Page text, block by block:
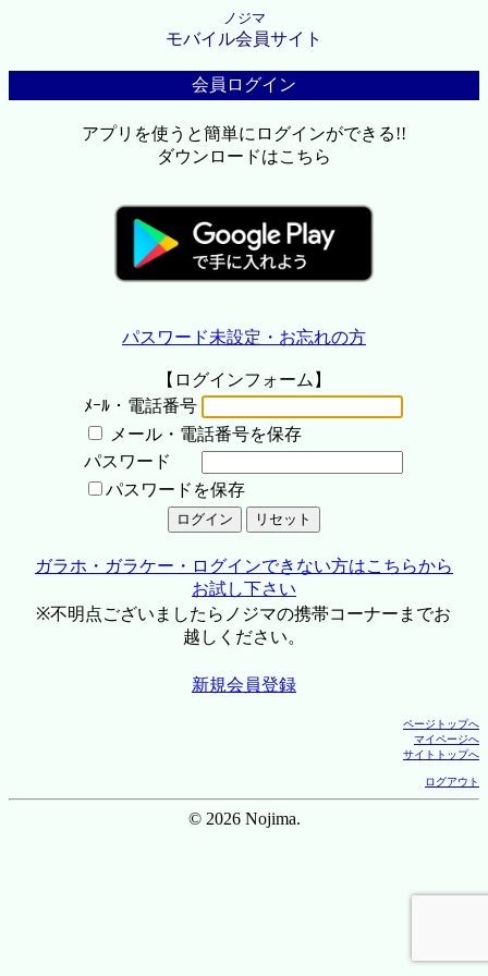
ノジマ
モバイル会員サイト
会員ログイン
アプリを使うと簡単にログインができる!!
ダウンロードはこちら
パスワード未設定・お忘れの方
【ログインフォーム】
ﾒｰﾙ・電話番号
メール・電話番号を保存
パスワード
パスワードを保存
ガラホ・ガラケー・ログインできない方はこちらから
お試し下さい
※不明点ございましたらノジマの携帯コーナーまでお
越しください。
新規会員登録
ページトップへ
マイページへ
サイトトップへ
ログアウト
© 2026 Nojima.